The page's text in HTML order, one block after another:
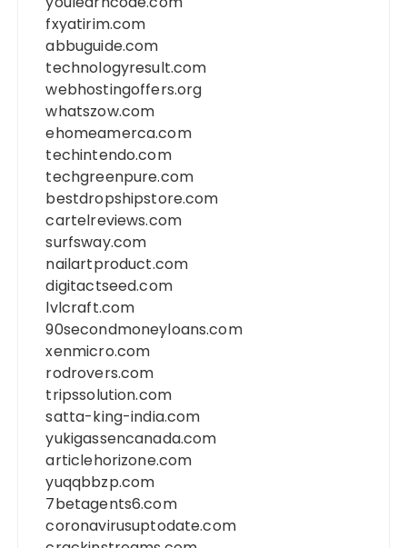
fxyatirim.com
abbuguide.com
technologyresult.com
webhostingoffers.org
whatszow.com
ehomeamerca.com
techintendo.com
techgreenpure.com
bestdropshipstore.com
cartelreviews.com
surfsway.com
nailartproduct.com
digitactseed.com
lvlcraft.com
90secondmoneyloans.com
xenmicro.com
rodrovers.com
tripssolution.com
satta-king-india.com
yukigassencanada.com
articlehorizone.com
yuqqbbzp.com
7betagents6.com
coronavirusuptodate.com